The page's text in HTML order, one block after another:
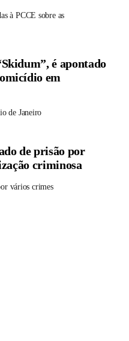
à PCCE sobre as
é apontado
em
de Janeiro
de prisão por
criminosa
vários crimes